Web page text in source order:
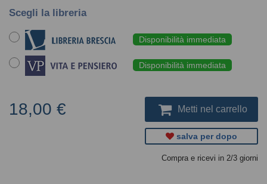
Scegli la libreria
Disponibilità immediata
Disponibilità immediata
18,00 € Metti nel carrello
salva per dopo
Compra e ricevi in 2/3 giorni